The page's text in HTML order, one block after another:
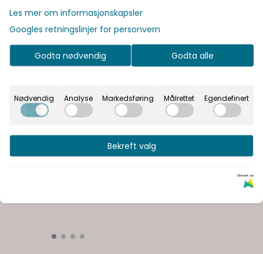
Les mer om informasjonskapsler
Googles retningslinjer for personvern
Godta nødvendig Godta alle
Nødvendig Analyse Markedsføring Målrettet Egendefinert
Bekreft valg
Drevet av